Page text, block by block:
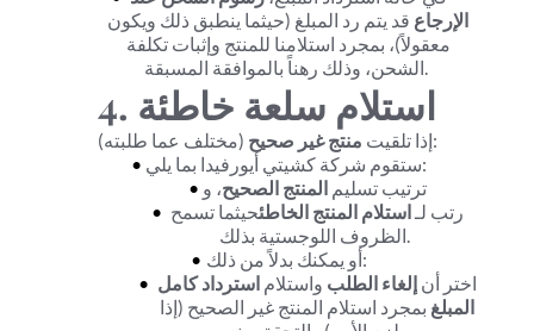
الإرجاع
الشحن، وذلك رهناً بالموافقة المسبقة.
4. استلام سلعة خاطئة
إذا تلقيت منتج غير صحيح
(مختلف عما طلبته):
ستقوم شركة كشيتي أيورفيدا بما يلي:
ترتيب تسليم المنتج الصحيح، و
رتب لـ استلام المنتج الخاطئ
الظروف اللوجستية بذلك.
أو يمكنك بدلاً من ذلك:
اختر أن إلغاء الطلب واستلام
المبلغ